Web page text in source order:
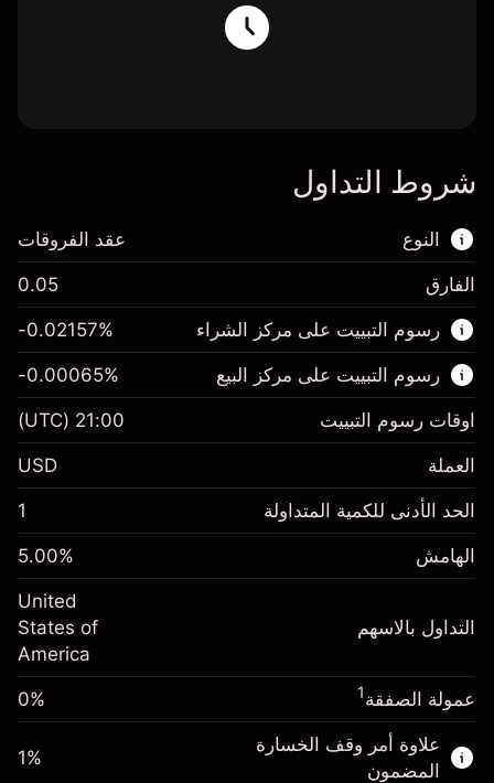
شروط التداول
النوع
هذا السوق المالي متاح للتداول من خلال عقود
الفروقات.
اعرف المزيد عن:
عقود الفروقات
عقد الفروقات
الفارق 0.05
رسوم التبييت على مركز الشراء
الهامش. استثمارك $1,000.00
-0.021568
%
(-$4.31)
المال من الرافعة المالية ~
الذهاب إلى المنصة
-0.02157%
رسوم التبييت على مركز البيع
الهامش. استثمارك $1,000.00
-0.000654
%
(-$0.13)
المال من الرافعة المالية ~$19,000.00
الذهاب إلى المنصة
-0.00065%
اوقات رسوم التبييت 21:00
(UTC)
العملة USD
الحد الأدنى للكمية المتداولة 1
الهامش 5.00%
التداول بالاسهم
United
States of
America
عمولة الصفقة1
0%
علاوة أمر وقف الخسارة
المضمون
1%